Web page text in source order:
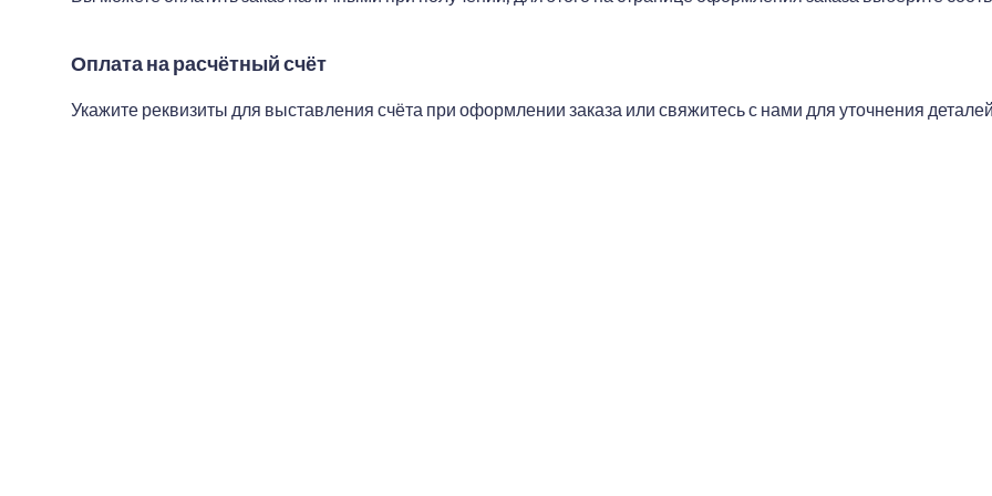
Оплата на расчётный счёт
Укажите реквизиты для выставления счёта при оформлении заказа или свяжитесь с нами для уточнения